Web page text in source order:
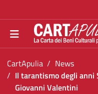
Go to navigation menu
Go to content
Go to the footer
You are in:
CartApulia
News
Il tarantismo degli
Giovanni Valentini